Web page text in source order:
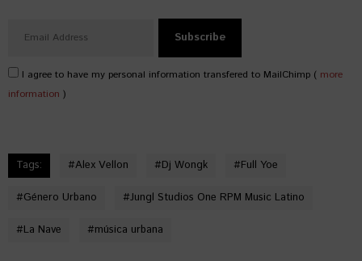
I agree to have my personal information transfered to MailChimp ( more
information )
Tags: #Alex Vellon #Dj Wongk #Full Yoe
#Género Urbano #Jungl Studios One RPM Music Latino
#La Nave #música urbana